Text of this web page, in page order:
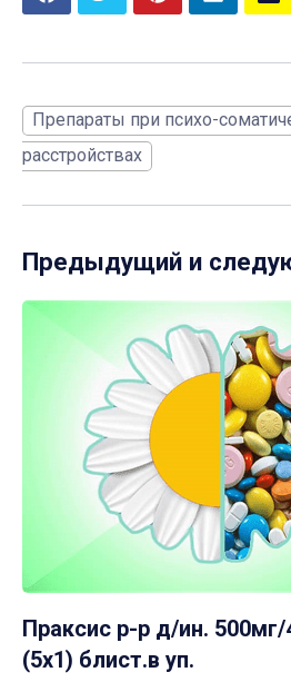
Препараты при психо-
расстройствах
Предыдущий и
Праксис р-р д/ин.
(5х1) блист.в уп.